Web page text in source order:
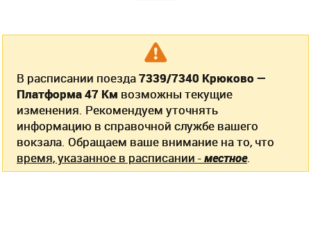
В расписании поезда7339/7340 Крюково —
Платформа 47 Км возможны текущие
изменения. Рекомендуем уточнять
информацию в справочной службе вашего
вокзала. Обращаем ваше внимание на то, что
время, указанное в расписании -местное.